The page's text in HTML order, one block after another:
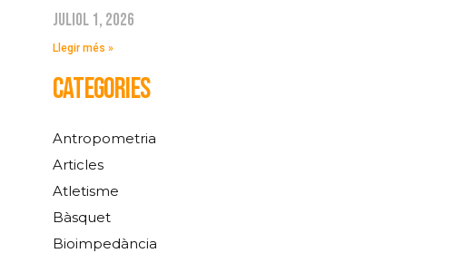
juliol 1, 2026
Llegir més »
CATEGORIES
Antropometria
Articles
Atletisme
Bàsquet
Bioimpedància